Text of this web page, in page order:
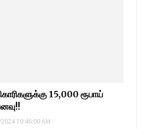
15,000 ரூபாய்
10:46:00 AM